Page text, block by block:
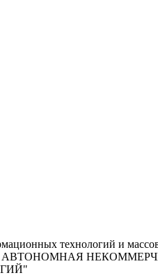
технологий и
АВТОНОМНАЯ